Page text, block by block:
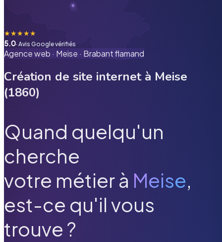
★★★★★
5.0· Avis Google vérifiés
Agence web · Meise · Brabant flamand
Création de site internet à Meise
(1860)
Quand quelqu'un
cherche
votre métier à Meise,
est-ce qu'il vous
trouve ?